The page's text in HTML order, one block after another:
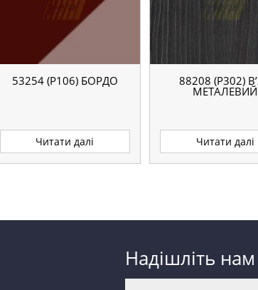
53254 (P106) БОРДО
Читати далі
88208 (P302)
МЕТАЛЕВИЙ
Читати далі
Надішліть